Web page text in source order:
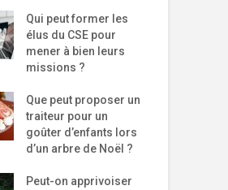
Qui peut former les
élus du CSE pour
mener à bien leurs
missions ?
Que peut proposer un
traiteur pour un
goûter d’enfants lors
d’un arbre de Noël ?
Peut-on apprivoiser